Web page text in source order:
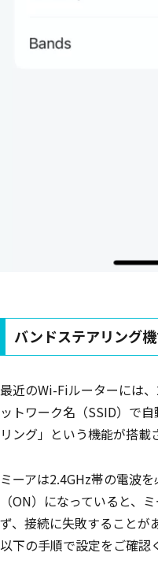
バンドステアリング
最近のWi-Fiルーターには
ットワーク名（SSID）で
リング」という機能が搭載
ミーアは2.4GHz帯の電波
（ON）になっていると、
ず、接続に失敗することが
以下の手順で設定をご確認